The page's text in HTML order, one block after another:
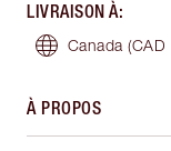
LIVRAISON À:
Canada (CAD
À PROPOS